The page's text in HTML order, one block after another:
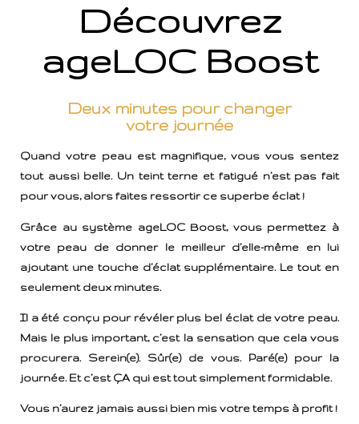
Découvrez
ageLOC Boost
Deux minutes pour changer
votre journée
Quand votre peau est magnifique, vous vous sentez
tout aussi belle. Un teint terne et fatigué n’est pas fait
pour vous, alors faites ressortir ce superbe éclat !
Grâce au système ageLOC Boost, vous permettez à
votre peau de donner le meilleur d’elle-même en lui
ajoutant une touche d’éclat supplémentaire. Le tout en
seulement deux minutes.
Il a été conçu pour révéler plus bel éclat de votre peau.
Mais le plus important, c’est la sensation que cela vous
procurera. Serein(e). Sûr(e) de vous. Paré(e) pour la
journée. Et c’est ÇA qui est tout simplement formidable.
Vous n’aurez jamais aussi bien mis votre temps à profit !